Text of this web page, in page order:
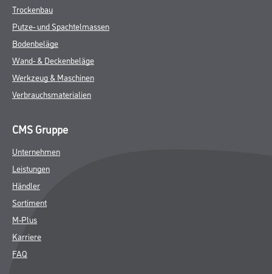
Trockenbau
Putze- und Spachtelmassen
Bodenbeläge
Wand- & Deckenbeläge
Werkzeug & Maschinen
Verbrauchsmaterialien
CMS Gruppe
Unternehmen
Leistungen
Händler
Sortiment
M-Plus
Karriere
FAQ